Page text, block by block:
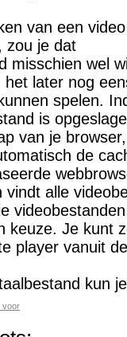
van een
zou je dat
misschien wel
het later nog
spelen.
is
van je
de
vindt alle
keuze. Je kunt
player vanuit
kun je
voor